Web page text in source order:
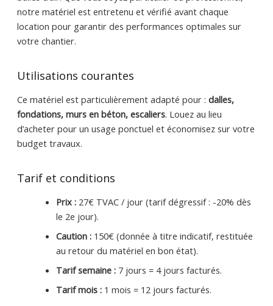
notre matériel est entretenu et vérifié avant chaque
location pour garantir des performances optimales sur
votre chantier.
Utilisations courantes
Ce matériel est particulièrement adapté pour : dalles,
fondations, murs en béton, escaliers. Louez au lieu
d’acheter pour un usage ponctuel et économisez sur votre
budget travaux.
Tarif et conditions
Prix :27€ TVAC / jour (tarif dégressif : -20% dès
le 2e jour).
Caution :150€ (donnée à titre indicatif, restituée
au retour du matériel en bon état).
Tarif semaine :7 jours = 4 jours facturés.
Tarif mois :1 mois = 12 jours facturés.